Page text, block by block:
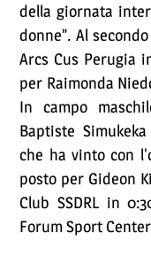
della giornata
donne”. Al
Arcs Cus Perugia
per Raimonda
In campo
Baptiste
che ha vinto con
posto per Gideon
Club SSDRL in
Forum Sport